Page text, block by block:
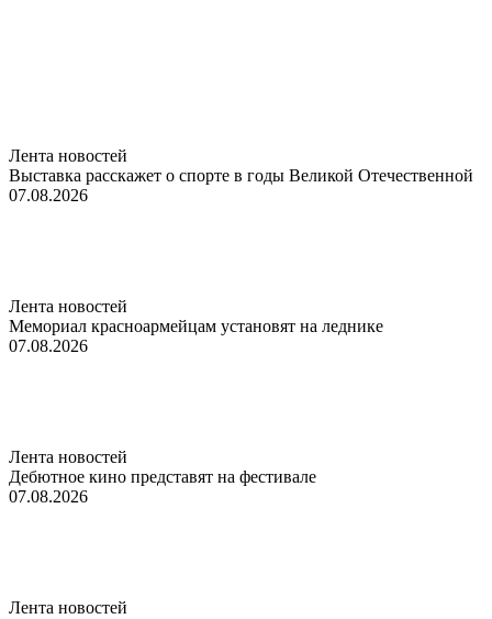
Лента новостей
Выставка расскажет о спорте в годы Великой Отечественной
07.08.2026
Лента новостей
Мемориал красноармейцам установят на леднике
07.08.2026
Лента новостей
Дебютное кино представят на фестивале
07.08.2026
Лента новостей